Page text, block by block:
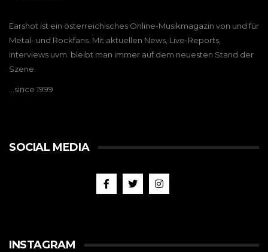
Earshot ist ein österreichisches Online-Musikmagazin von und für
Metal- und Rockfans. Mit aktuellen News, Live-Reports,
Interviews uvm. bleibt man immer auf dem neuesten Stand der
Szene.
…since 1999
SOCIAL MEDIA
INSTAGRAM